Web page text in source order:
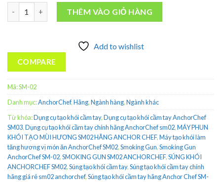
MÁY TẠO KHÓI CẦM TAY ANCHORCHEF SM-02 số lượng
THÊM VÀO GIỎ HÀNG
Add to wishlist
COMPARE
Mã:SM-02
Danh mục:AnchorChef,Hãng,Ngành hàng,Ngành khác
Từ khóa:Dụng cụ tạo khói cầm tay,Dụng cụ tạo khói cầm tay AnchorChef
SM03,Dụng cụ tạo khói cầm tay chính hãng AnchorChef sm02,MÁY PHUN
KHÓI TẠO MÙI HƯƠNG SM02 HÃNG ANCHOR CHEF,Máy tạo khói làm
tăng hương vị món ăn AnchorChef SM02,Smoking Gun,Smoking Gun
AnchorChef SM-02,SMOKING GUN SM02 ANCHORCHEF,SÚNG KHÓI
ANCHORCHEF SM02,Súng tạo khói cầm tay,Súng tạo khói cầm tay chính
hãng giá rẻ sm02 anchorchef,Súng tạo khói cầm tay hãng Anchor Chef SM-